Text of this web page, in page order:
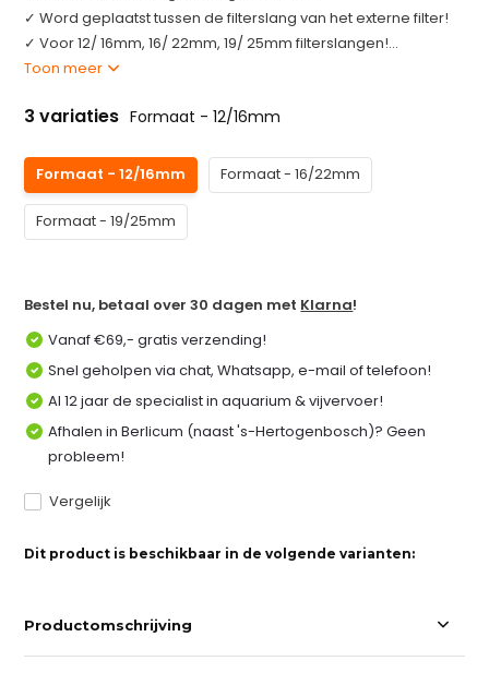
✓ Word geplaatst tussen de filterslang van het externe filter!
✓ Voor 12/ 16mm, 16/ 22mm, 19/ 25mm filterslangen!...
Toon meer
3 variaties Formaat - 12/16mm
Formaat - 12/16mm Formaat - 16/22mm
Formaat - 19/25mm
Bestel nu, betaal over 30 dagen met Klarna!
Vanaf €69,- gratis verzending!
Snel geholpen via chat, Whatsapp, e-mail of telefoon!
Al 12 jaar de specialist in aquarium & vijvervoer!
Afhalen in Berlicum (naast 's-Hertogenbosch)? Geen
probleem!
Vergelijk
Dit product is beschikbaar in de volgende varianten:
Productomschrijving